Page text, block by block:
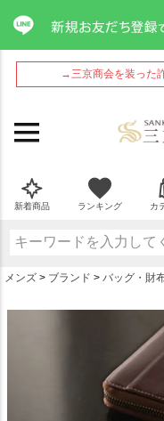
→三京商会を装った
新着商品 ランキング カ
メンズ ブランド バッグ・財